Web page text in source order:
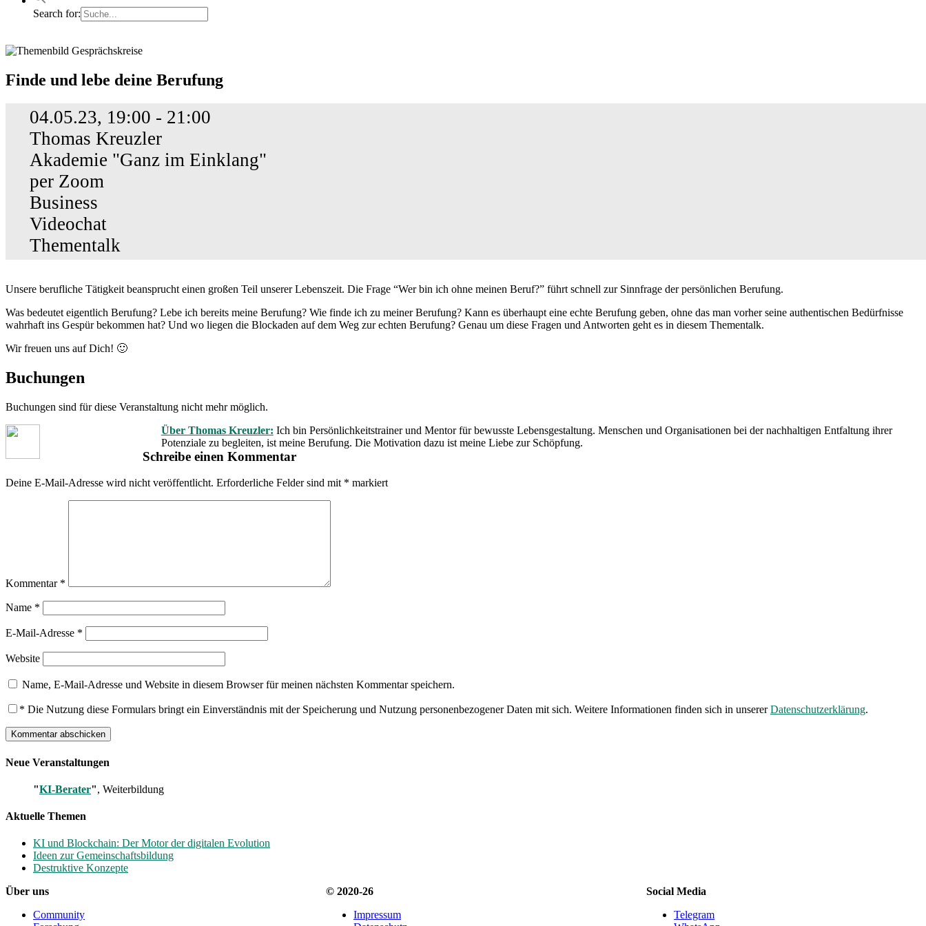
Search for:
Finde
und
Berufung
Finde und lebe deine Berufung
04.05.23, 19:00 - 21:00
Thomas Kreuzler
Akademie "Ganz im Einklang"
per Zoom
Business
Videochat
Thementalk
Unsere berufliche Tätigkeit beansprucht einen großen Teil unserer Lebenszeit. Die Frage “Wer bin ich ohne meinen Beruf?” führt schnell zur Sinnfrage der persönlichen Berufung.
Was bedeutet eigentlich Berufung? Lebe ich bereits meine Berufung? Wie finde ich zu meiner Berufung? Kann es überhaupt eine echte Berufung geben, ohne das man vorher seine authentischen Bedürfnisse
wahrhaft ins Gespür bekommen hat? Und wo liegen die Blockaden auf dem Weg zur echten Berufung? Genau um diese Fragen und Antworten geht es in diesem Thementalk.
Wir freuen uns auf Dich! 🙂
Buchungen
Buchungen sind für diese Veranstaltung nicht mehr möglich.
Über Thomas Kreuzler: Ich bin Persönlichkeitstrainer und Mentor für bewusste Lebensgestaltung. Menschen und Organisationen bei der nachhaltigen Entfaltung ihrer
Potenziale zu begleiten, ist meine Berufung. Die Motivation dazu ist meine Liebe zur Schöpfung.
Schreibe einen Kommentar
Deine E-Mail-Adresse wird nicht veröffentlicht. Erforderliche Felder sind mit * markiert
Kommentar *
Name *
E-Mail-Adresse *
Website
Name, E-Mail-Adresse und Website in diesem Browser für meinen nächsten Kommentar speichern.
* Die Nutzung diese Formulars bringt ein Einverständnis mit der Speicherung und Nutzung personenbezogener Daten mit sich. Weitere Informationen finden sich in unsererDatenschutzerklärung.
Neue Veranstaltungen
"KI-Berater", Weiterbildung
Aktuelle Themen
KI und Blockchain: Der Motor der digitalen Evolution
Ideen zur Gemeinschaftsbildung
Destruktive Konzepte
Über uns
Community
© 2020-26
Impressum
Social Media
Telegram